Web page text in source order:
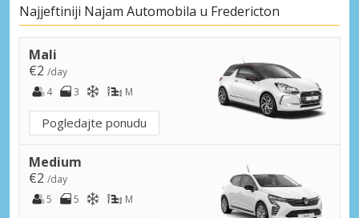
Najjeftiniji Najam Automobila u Fredericton
Mali
€2 /day
4
3 M
Pogledajte ponudu
Medium
€2 /day
5
5 M